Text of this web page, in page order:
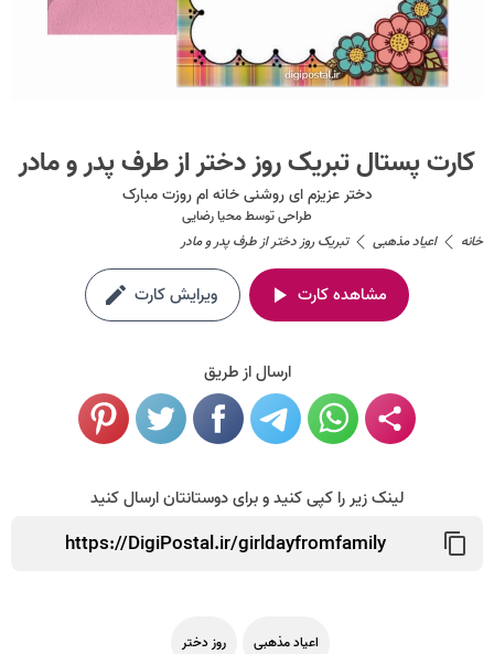
کارت پستال تبریک روز دختر از طرف پدر و مادر
دختر عزیزم ای روشنی خانه‌ ام روزت مبارک
طراحی توسطمحیا رضایی
خانه
اعیاد مذهبی تبریک روز دختر از طرف پدر و مادر
مشاهده کارت ویرایش کارت
ارسال از طریق
لینک زیر را کپی کنید و برای دوستانتان ارسال کنید
اعیاد مذهبی روز دختر